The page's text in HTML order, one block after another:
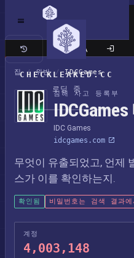
CHECKLEAKED.CC
로딩 중
클래식 사이트
집 / 위반 / IDCGames
침해 사고 등록부
IDC Games
idcgames.com
무엇이 유출되었고, 언제
스가 이를 확인하는지.
확인됨 비밀번호는 검색 결과
계정
4,003,148